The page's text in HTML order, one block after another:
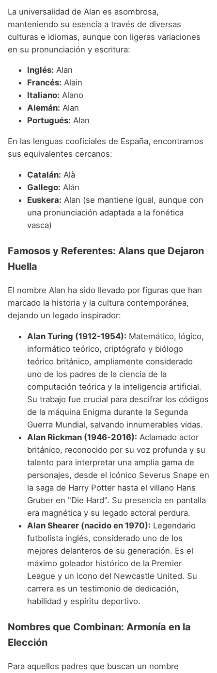
La universalidad de Alan es asombrosa,
manteniendo su esencia a través de diversas
culturas e idiomas, aunque con ligeras variaciones
en su pronunciación y escritura:
Inglés: Alan
Francés: Alain
Italiano: Alano
Alemán: Alan
Portugués: Alan
En las lenguas cooficiales de España, encontramos
sus equivalentes cercanos:
Catalán: Alà
Gallego: Alán
Euskera: Alan (se mantiene igual, aunque con
una pronunciación adaptada a la fonética
vasca)
Famosos y Referentes: Alans que Dejaron
Huella
El nombre Alan ha sido llevado por figuras que han
marcado la historia y la cultura contemporánea,
dejando un legado inspirador:
Alan Turing (1912-1954): Matemático, lógico,
informático teórico, criptógrafo y biólogo
teórico británico, ampliamente considerado
uno de los padres de la ciencia de la
computación teórica y la inteligencia artificial.
Su trabajo fue crucial para descifrar los códigos
de la máquina Enigma durante la Segunda
Guerra Mundial, salvando innumerables vidas.
Alan Rickman (1946-2016): Aclamado actor
británico, reconocido por su voz profunda y su
talento para interpretar una amplia gama de
personajes, desde el icónico Severus Snape en
la saga de Harry Potter hasta el villano Hans
Gruber en "Die Hard". Su presencia en pantalla
era magnética y su legado actoral perdura.
Alan Shearer (nacido en 1970): Legendario
futbolista inglés, considerado uno de los
mejores delanteros de su generación. Es el
máximo goleador histórico de la Premier
League y un icono del Newcastle United. Su
carrera es un testimonio de dedicación,
habilidad y espíritu deportivo.
Nombres que Combinan: Armonía en la
Elección
Para aquellos padres que buscan un nombre